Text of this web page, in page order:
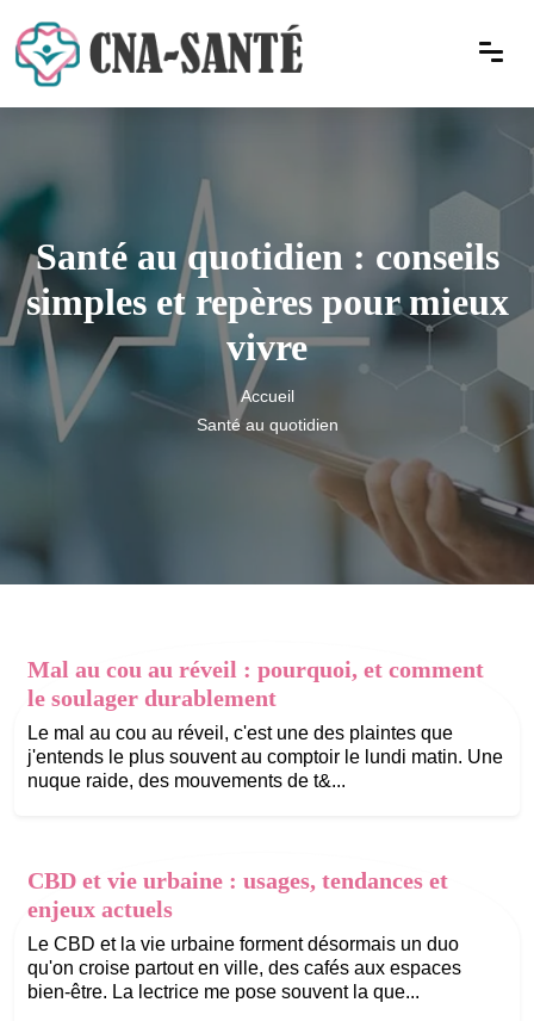
Santé au quotidien : conseils
simples et repères pour mieux
vivre
Accueil
Santé au quotidien
Mal au cou au réveil : pourquoi, et comment
le soulager durablement
Le mal au cou au réveil, c'est une des plaintes que
j'entends le plus souvent au comptoir le lundi matin. Une
nuque raide, des mouvements de t&...
CBD et vie urbaine : usages, tendances et
enjeux actuels
Le CBD et la vie urbaine forment désormais un duo
qu'on croise partout en ville, des cafés aux espaces
bien-être. La lectrice me pose souvent la que...